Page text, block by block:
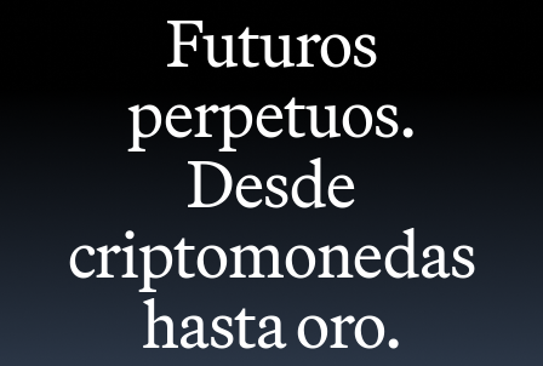
Futuros
perpetuos.
Desde
criptomonedas
hasta oro.